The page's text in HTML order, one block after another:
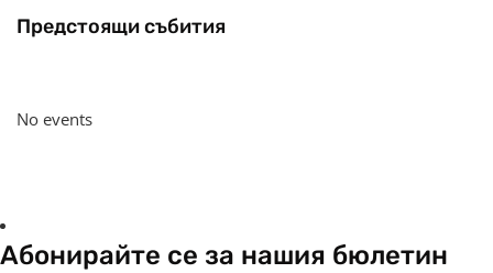
Предстоящи събития
No events
Абонирайте се за нашия бюлетин